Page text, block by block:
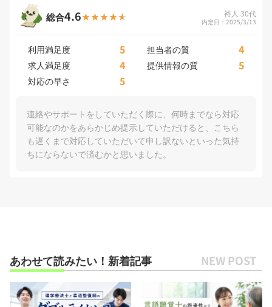
総合4.6 裕人 30代
内定日：2025/3/13
利用満足度 5 担当者の質 4
求人満足度 4 提供情報の質 5
対応の早さ 5
連絡やサポートをしていただく際に、何時までなら対応
可能なのかをあらかじめ提示していただけると、こちら
も遅くまで対応していただいて申し訳ないといった気持
ちにならないで済むかと思いました。
あわせて読みたい！新着記事